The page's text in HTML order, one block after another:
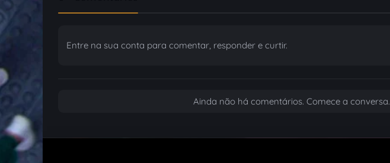
Entre na sua conta para comentar, responder e curtir.
Ainda não há comentários. Comece a conversa.